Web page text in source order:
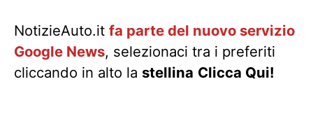
NotizieAuto.it fa parte del nuovo servizio
Google News, selezionaci tra i preferiti
cliccando in alto la stellina Clicca Qui!